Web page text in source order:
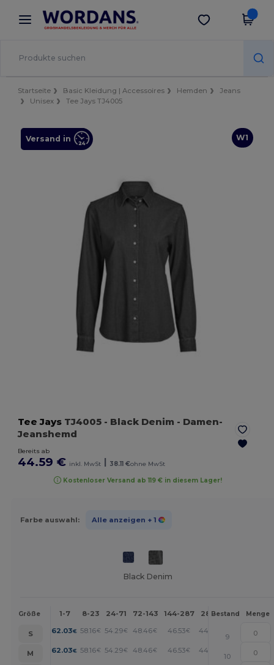
× Wordans App
Bessere Preise in der App!
App holen
Startseite Basic Kleidung | Accessoires Hemden
Jeans
Unisex
Tee Jays TJ4005
W1
Versand in
Tee Jays TJ4005 - Black Denim - Damen-
Jeanshemd
Bereits ab
44.59 € inkl. MwSt | 38.11 €ohne MwSt
Kostenloser Versand ab 119 € in diesem Lager!
Farbe auswahl: Alle anzeigen + 1
Black Denim
Größe 1-7 8-23 24-71 72-143 144-287 288 + Mehr
Bestand Menge
S 62.03€ 58.16€ 54.29€ 48.46€ 46.53€ 44.59
9
M
62.03€ 58.16€ 54.29€ 48.46€ 46.53€ 44.59
10